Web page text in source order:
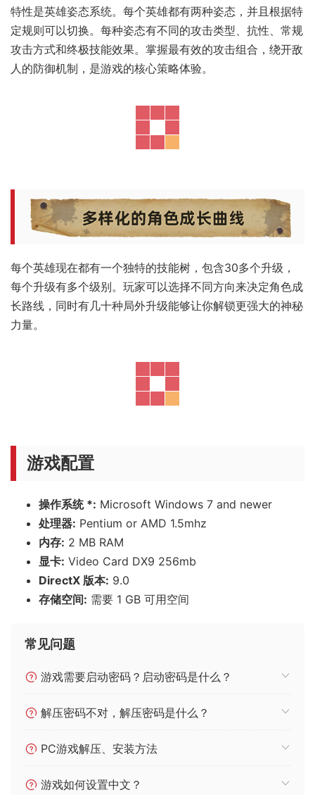
特性是英雄姿态系统。每个英雄都有两种姿态，并且根据特
定规则可以切换。每种姿态有不同的攻击类型、抗性、常规
攻击方式和终极技能效果。掌握最有效的攻击组合，绕开敌
人的防御机制，是游戏的核心策略体验。
每个英雄现在都有一个独特的技能树，包含30多个升级，
每个升级有多个级别。玩家可以选择不同方向来决定角色成
长路线，同时有几十种局外升级能够让你解锁更强大的神秘
力量。
游戏配置
操作系统 *: Microsoft Windows 7 and newer
处理器: Pentium or AMD 1.5mhz
内存: 2 MB RAM
显卡: Video Card DX9 256mb
DirectX 版本: 9.0
存储空间: 需要 1 GB 可用空间
常见问题
游戏需要启动密码？启动密码是什么？
解压密码不对，解压密码是什么？
PC游戏解压、安装方法
游戏如何设置中文？